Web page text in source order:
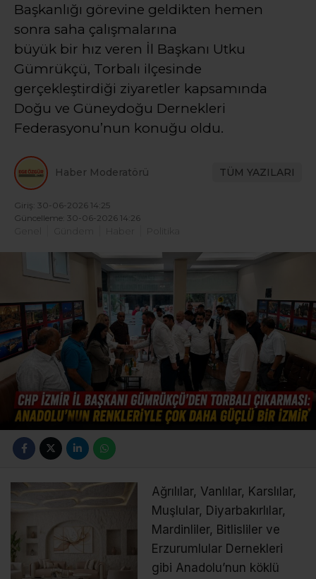
Başkanlığı görevine geldikten hemen
sonra saha çalışmalarına
büyük bir hız veren İl Başkanı Utku
Gümrükçü, Torbalı ilçesinde
gerçekleştirdiği ziyaretler kapsamında
Doğu ve Güneydoğu Dernekleri
Federasyonu’nun konuğu oldu.
Haber Moderatörü TÜM YAZILARI
Giriş: 30-06-2026 14:25
Güncelleme: 30-06-2026 14:26
Gündem Haber Politika
Ağrılılar, Vanlılar, Karslılar,
Muşlular, Diyarbakırlılar,
Mardinliler, Bitlisliler ve
Erzurumlular Dernekleri
gibi Anadolu’nun köklü